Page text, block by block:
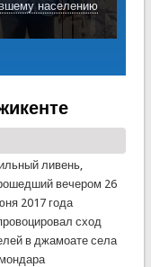
населению
ливень,
вечером 26
2017 года
сход
в джамоате села